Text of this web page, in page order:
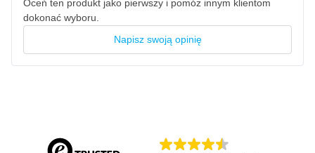
Oceń ten produkt jako pierwszy i pomóż innym klientom
dokonać wyboru.
Napisz swoją opinię